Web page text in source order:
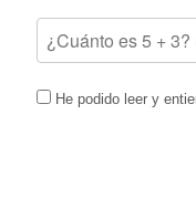
He podido leer y